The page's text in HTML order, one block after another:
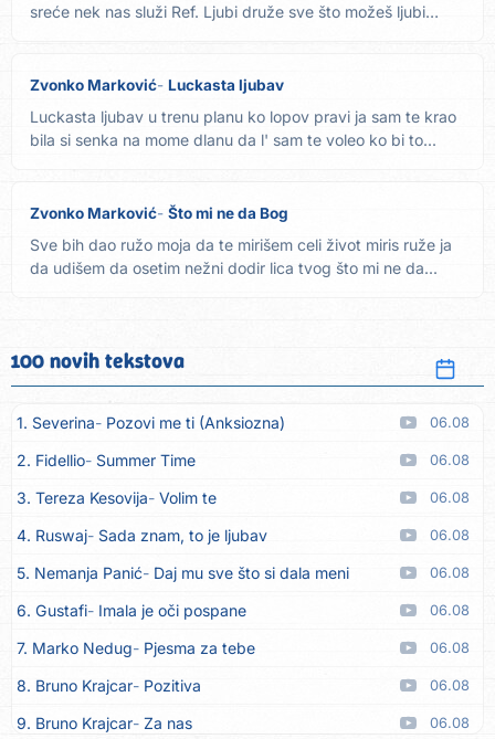
sreće nek nas služi Ref. Ljubi druže sve što možeš ljubi
Zvonko Marković Luckasta ljubav
Luckasta ljubav u trenu planu ko lopov pravi ja sam te krao
bila si senka na mome dlanu da l' sam te voleo ko bi to...
Zvonko Marković Što mi ne da Bog
Sve bih dao ružo moja da te mirišem celi život miris ruže ja
da udišem da osetim nežni dodir lica tvog što mi ne da...
100 novih tekstova
1. Severina Pozovi me ti (Anksiozna) 06.08
2. Fidellio Summer Time 06.08
3. Tereza Kesovija Volim te 06.08
4. Ruswaj Sada znam, to je ljubav 06.08
5. Nemanja Panić Daj mu sve što si dala meni 06.08
6. Gustafi Imala je oči pospane 06.08
7. Marko Nedug Pjesma za tebe 06.08
8. Bruno Krajcar Pozitiva 06.08
9. Bruno Krajcar Za nas 06.08